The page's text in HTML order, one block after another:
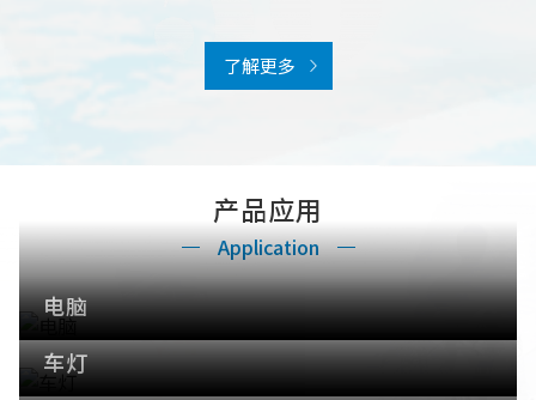
了解更多
产品应用
Application
电脑
车灯